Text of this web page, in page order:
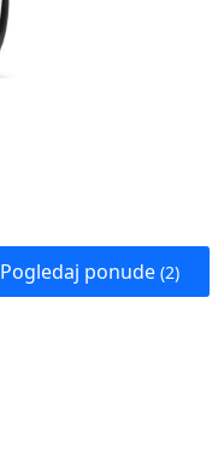
Pogledaj ponude (2)